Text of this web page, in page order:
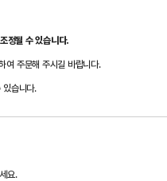
정될 수 있습니다.
여 주문해 주시길 바랍니다.
있습니다.
요.